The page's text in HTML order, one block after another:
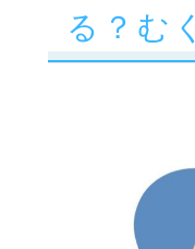
る？む